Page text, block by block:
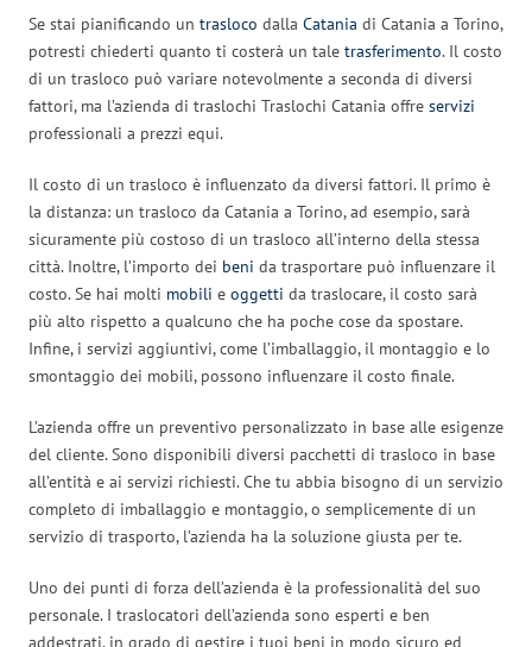
Se stai pianificando un trasloco dalla Catania di Catania a Torino,
potresti chiederti quanto ti costerà un tale trasferimento. Il costo
di un trasloco può variare notevolmente a seconda di diversi
fattori, ma l’azienda di traslochi Traslochi Catania offre servizi
professionali a prezzi equi.
Il costo di un trasloco è influenzato da diversi fattori. Il primo è
la distanza: un trasloco da Catania a Torino, ad esempio, sarà
sicuramente più costoso di un trasloco all’interno della stessa
città. Inoltre, l’importo dei beni da trasportare può influenzare il
costo. Se hai molti mobili e oggetti da traslocare, il costo sarà
più alto rispetto a qualcuno che ha poche cose da spostare.
Infine, i servizi aggiuntivi, come l’imballaggio, il montaggio e lo
smontaggio dei mobili, possono influenzare il costo finale.
L’azienda offre un preventivo personalizzato in base alle esigenze
del cliente. Sono disponibili diversi pacchetti di trasloco in base
all’entità e ai servizi richiesti. Che tu abbia bisogno di un servizio
completo di imballaggio e montaggio, o semplicemente di un
servizio di trasporto, l’azienda ha la soluzione giusta per te.
Uno dei punti di forza dell’azienda è la professionalità del suo
personale. I traslocatori dell’azienda sono esperti e ben
addestrati, in grado di gestire i tuoi beni in modo sicuro ed